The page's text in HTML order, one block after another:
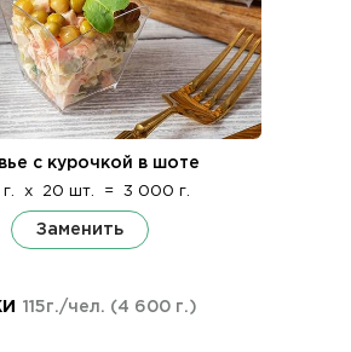
с курочкой в шоте
x 20 шт. = 3 000 г.
Заменить
115г./чел. (4 600 г.)